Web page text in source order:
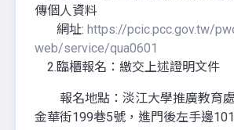
傳個人資料
網址: https://pcic.pcc.gov.tw/
web/service/qua0601
2.臨櫃報名：繳交上述證明文件
報名地點：淡江大學推廣教育處
金華街199巷5號，進門後左手邊101